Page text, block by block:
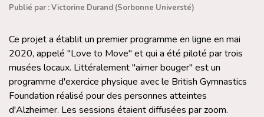
Publié par : Victorine Durand (Sorbonne Universté)
Ce projet a établit un premier programme en ligne en mai
2020, appelé "Love to Move" et qui a été piloté par trois
musées locaux. Littéralement "aimer bouger" est un
programme d'exercice physique avec le British Gymnastics
Foundation réalisé pour des personnes atteintes
d'Alzheimer. Les sessions étaient diffusées par zoom.